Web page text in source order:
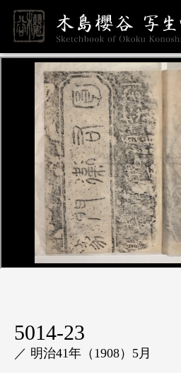
5014-23
／ 明治41年（1908）5月